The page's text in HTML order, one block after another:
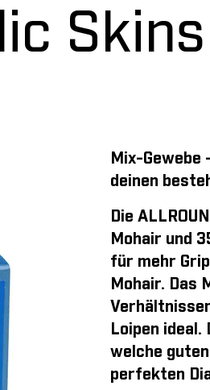
Skins
Mix-
deinen
Die
Mohair und
für mehr
Mohair. Das
Loipen
welche
perfekten